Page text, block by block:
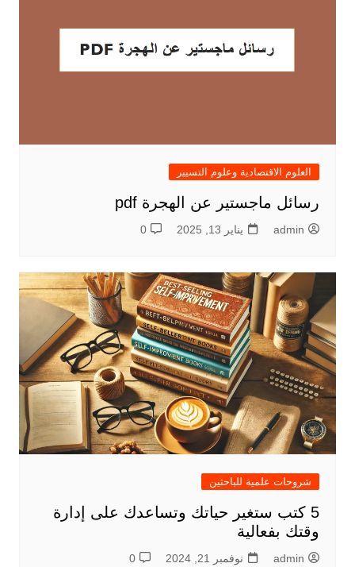
العلوم الاقتصادية وعلوم التسيير
رسائل ماجستير عن الهجرة pdf
admin يناير 13, 2025 0
شروحات علمية للباحثين
5 كتب ستغير حياتك وتساعدك على إدارة
وقتك بفعالية
admin نوفمبر 21, 2024 0